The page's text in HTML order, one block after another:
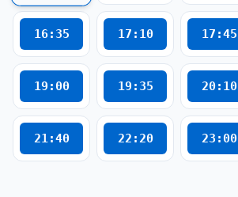
16:35 17:10 17:45
19:00 19:35 20:10
21:40 22:20 23:00